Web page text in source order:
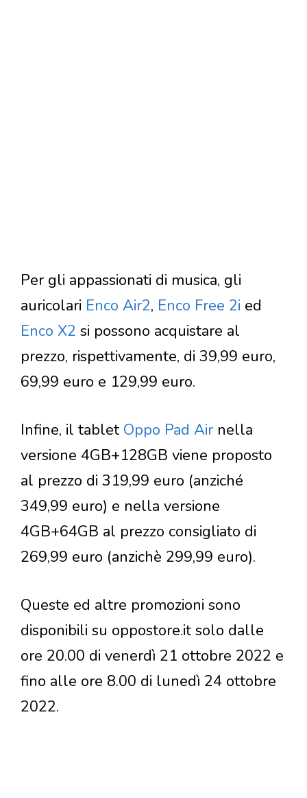
Per gli appassionati di musica, gli
auricolari Enco Air2, Enco Free 2i ed
Enco X2 si possono acquistare al
prezzo, rispettivamente, di 39,99 euro,
69,99 euro e 129,99 euro.
Infine, il tablet Oppo Pad Air nella
versione 4GB+128GB viene proposto
al prezzo di 319,99 euro (anziché
349,99 euro) e nella versione
4GB+64GB al prezzo consigliato di
269,99 euro (anzichè 299,99 euro).
Queste ed altre promozioni sono
disponibili su oppostore.it solo dalle
ore 20.00 di venerdì 21 ottobre 2022 e
fino alle ore 8.00 di lunedì 24 ottobre
2022.